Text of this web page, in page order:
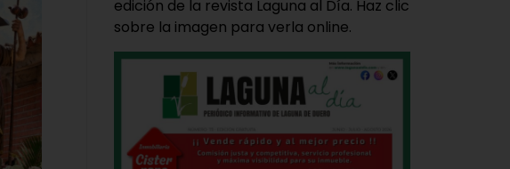
edición de la revista Laguna al Día. Haz clic
sobre la imagen para verla online.